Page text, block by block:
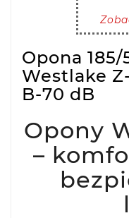
Opona 185/
Westlake
B-70 dB
Opony
–